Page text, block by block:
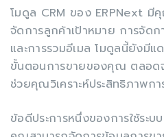
โมดูล CRM ของ ERPNext มี
จัดการลูกค้าเป้าหมาย การจัด
และการรวมอีเมล โมดูลนี้ยังมี
ขั้นตอนการขายของคุณ ตลอด
ช่วยคุณวิเคราะห์ประสิทธิภาพก
ข้อดีประการหนึ่งของการใช้ระ